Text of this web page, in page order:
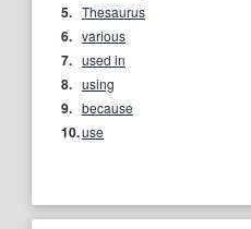
5. Thesaurus
6. various
7. used in
8. using
9. because
10.use